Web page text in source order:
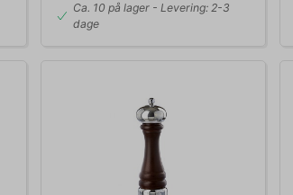
Ca. 10 på lager - Levering: 2-3
dage